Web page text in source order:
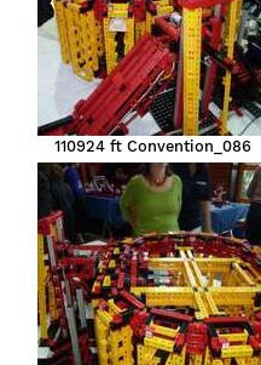
110924 ft Convention_086